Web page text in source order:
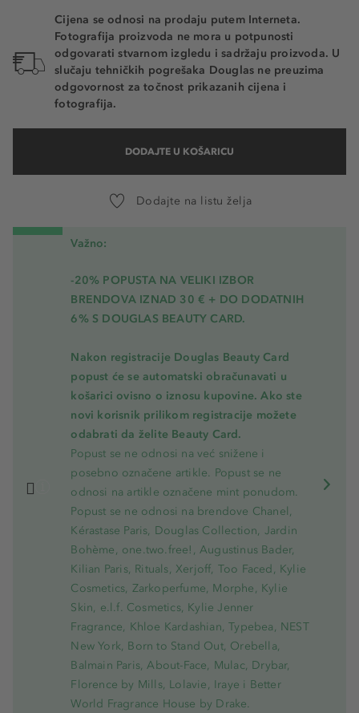
Cijena se odnosi na prodaju putem Interneta.
Fotografija proizvoda ne mora u potpunosti
odgovarati stvarnom izgledu i sadržaju proizvoda. U
slučaju tehničkih pogrešaka Douglas ne preuzima
odgovornost za točnost prikazanih cijena i
fotografija.
DODAJTE U KOŠARICU
Dodajte na listu želja
Važno:
-20% POPUSTA NA VELIKI IZBOR
BRENDOVA IZNAD 30 € + DO DODATNIH
6% S DOUGLAS BEAUTY CARD.
Nakon registracije Douglas Beauty Card
popust će se automatski obračunavati u
košarici ovisno o iznosu kupovine. Ako ste
novi korisnik prilikom registracije možete
odabrati da želite Beauty Card.
Popust se ne odnosi na već snižene i
posebno označene artikle. Popust se ne
odnosi na artikle označene mint ponudom.
Popust se ne odnosi na brendove Chanel,
Kérastase Paris, Douglas Collection, Jardin
Bohème, one.two.free!, Augustinus Bader,
Kilian Paris, Rituals, Xerjoff, Too Faced, Kylie
Cosmetics, Zarkoperfume, Morphe, Kylie
Skin, e.l.f. Cosmetics, Kylie Jenner
Fragrance, Khloe Kardashian, Typebea, NEST
New York, Born to Stand Out, Orebella,
Balmain Paris, About-Face, Mulac, Drybar,
Florence by Mills, Lolavie, Iraye i Better
World Fragrance House by Drake.